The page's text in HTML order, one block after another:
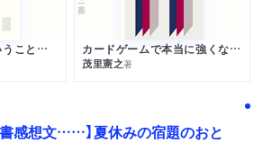
「わたし」が死ぬということの哲学 カードゲームで本当に強くなる考え方
茂里憲之著
書感想文……】夏休みの宿題のおと